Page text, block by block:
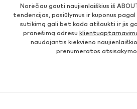
Norėčiau gauti naujienlaiškius iš
tendencijas, pasiūlymus ir kuponus pagal
sutikimą gali bet kada atšaukti ir jis
pranešimą adresu
naudojantis kiekvieno
prenumeratos